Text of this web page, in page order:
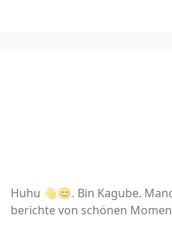
Huhu 👋😊. Bin Kagube.
berichte von schönen